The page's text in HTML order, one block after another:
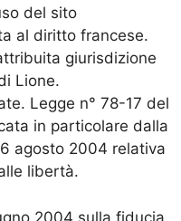
del sito
al diritto francese.
giurisdizione
Lione.
Legge n° 78-17 del
in particolare dalla
agosto 2004 relativa
libertà.
2004 sulla fiducia